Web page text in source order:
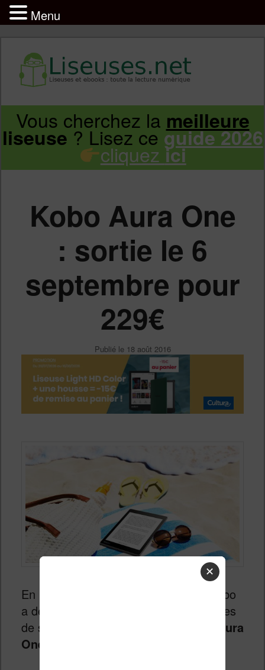
Infos sur les liseuses Kindle, Kobo,
Vivlio, Pocketbook
Aller
principal
Aller
secondaire
Vous cherchez la meilleure
liseuse? Lisez ceguide 2026
cliquez ici
Kobo Aura One
: sortie le 6
septembre pour
229€
Publié le 18 août 2016
En plus de la
, Kobo
a dévoilé l’ensemble des caractéristiques
de sa liseuse grand format : la
Kobo Aura
One
✕
Menu